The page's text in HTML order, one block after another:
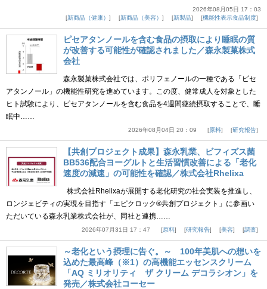
2026年08月05日 17：03
新商品（健康）
新商品（美容） 新製品 機能性表示食品制度
ピセアタンノールを含む食品の摂取により睡眠の質
が改善する可能性が確認されました／森永製菓株式
会社
森永製菓株式会社では、ポリフェノールの一種である「ピセ
アタンノール」の機能性研究を進めています。この度、健常成人を対象とした
ヒト試験により、ピセアタンノールを含む食品を4週間継続摂取することで、睡
眠中……
2026年08月04日 20：09 原料 研究報告
【共創プロジェクト成果】森永乳業、ビフィズス菌
BB536配合ヨーグルトと生活習慣改善による「老化
速度の減速」の可能性を確認／株式会社Rhelixa
株式会社Rhelixaが展開する老化研究の社会実装を推進し、
ロンジェビティの実現を目指す「エピクロック®共創プロジェクト」に参画い
ただいている森永乳業株式会社が、同社と連携……
2026年07月31日 17：47 原料 研究報告 美容 調査
～老化という摂理に告ぐ。～ 100年美肌への想いを
込めた最高峰（※1）の高機能エッセンスクリーム
「AQ ミリオリティ ザ クリーム デコラシオン」を
発売／株式会社コーセー